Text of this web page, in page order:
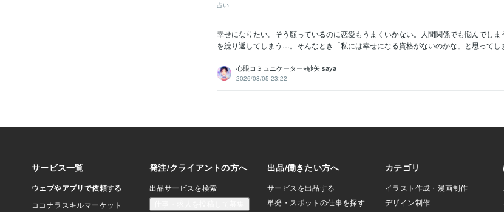
占い
幸せになりたい。そう願っているのに恋愛もうまくいかない。人間関係でも悩んでし
を繰り返してしまう…。そんなとき「私には幸せになる資格がないのかな」と思ってし
心眼コミュニケーター⭐︎紗矢 saya
2026/08/05 23:22